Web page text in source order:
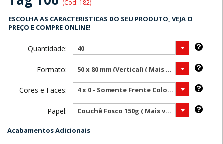
(Cod: 182)
ESCOLHA AS CARACTERISTICAS DO SEU PRODUTO, VEJA O
PREÇO E COMPRE ONLINE!
Quantidade: 40
Formato: 50 x 80 mm (Vertical) ( Mais vendido )
Cores e Faces: 4 x 0 - Somente Frente Color ( Mais vendido )
Papel: Couchê Fosco 150g ( Mais vendido )
Acabamentos Adicionais